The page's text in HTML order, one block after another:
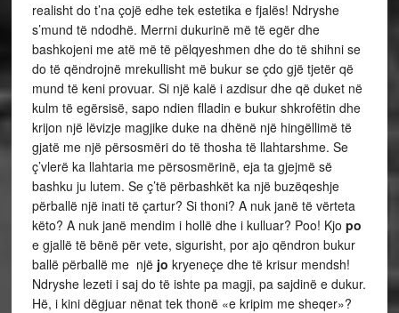
realisht do t’na çojë edhe tek estetika e fjalës! Ndryshe
s’mund të ndodhë. Merrni dukurinë më të egër dhe
bashkojeni me atë më të pëlqyeshmen dhe do të shihni se
do të qëndrojnë mrekullisht më bukur se çdo gjë tjetër që
mund të keni provuar. Si një kalë i azdisur dhe që duket në
kulm të egërsisë, sapo ndien flladin e bukur shkrofëtin dhe
krijon një lëvizje magjike duke na dhënë një hingëllimë të
gjatë me një përsosmëri do të thosha të llahtarshme. Se
ç’vlerë ka llahtaria me përsosmërinë, eja ta gjejmë së
bashku ju lutem. Se ç’të përbashkët ka një buzëqeshje
përballë një inati të çartur? Si thoni? A nuk janë të vërteta
këto? A nuk janë mendim i hollë dhe i kulluar? Poo! Kjo po
e gjallë të bënë për vete, sigurisht, por ajo qëndron bukur
ballë përballë me një jo kryeneçe dhe të krisur mendsh!
Ndryshe lezeti i saj do të ishte pa magji, pa sajdinë e dukur.
Hë, i kini dëgjuar nënat tek thonë «e kripim me sheqer»?